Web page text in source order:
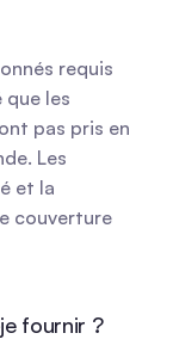
requis
les
pas pris en
Les
et la
couverture
fournir ?